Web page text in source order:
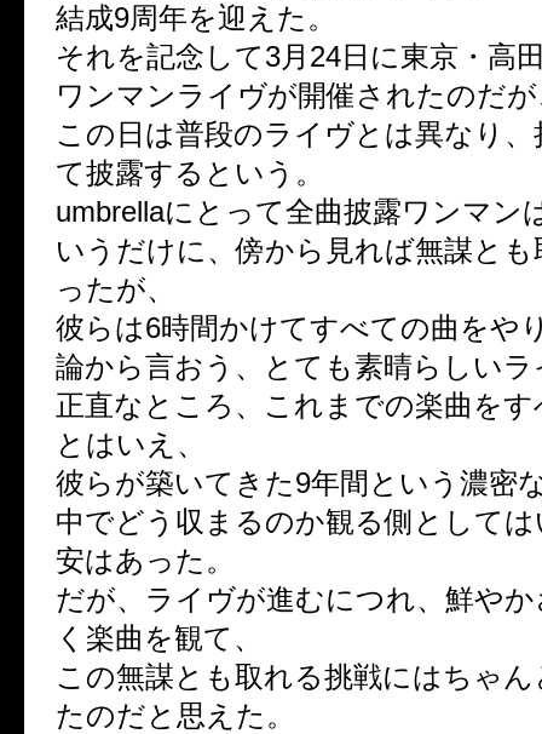
結成9周年を迎えた。
それを記念して3月24日に東京・高
ワンマンライヴが開催されたのだ
この日は普段のライヴとは異なり
て披露するという。
umbrellaにとって全曲披露ワンマン
いうだけに、傍から見れば無謀と
ったが、
彼らは6時間かけてすべての曲をや
論から言おう、とても素晴らしい
正直なところ、これまでの楽曲を
とはいえ、
彼らが築いてきた9年間という濃密
中でどう収まるのか観る側として
安はあった。
だが、ライヴが進むにつれ、鮮や
く楽曲を観て、
この無謀とも取れる挑戦にはちゃ
たのだと思えた。